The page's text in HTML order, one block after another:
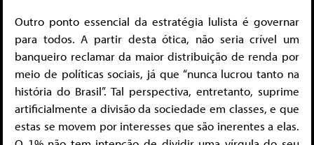
Outro ponto essencial da estratégia lulista é governar
para todos. A partir desta ótica, não seria crível um
banqueiro reclamar da maior distribuição de renda por
meio de políticas sociais, já que “nunca lucrou tanto na
história do Brasil”. Tal perspectiva, entretanto, suprime
artificialmente a divisão da sociedade em classes, e que
estas se movem por interesses que são inerentes a elas.